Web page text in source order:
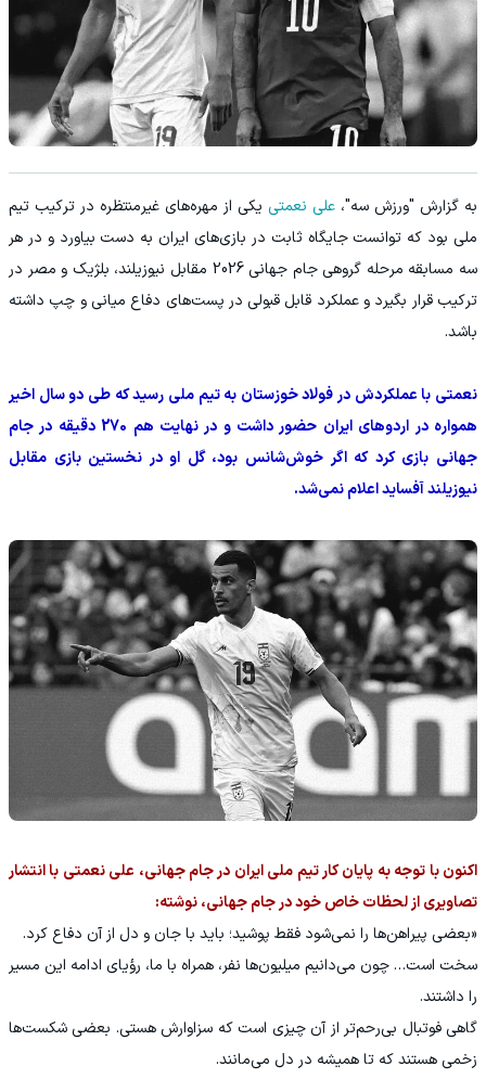
به گزارش "ورزش سه"، علی نعمتی یکی از مهره‌های غیرمنتظره در ترکیب تیم
ملی بود که توانست جایگاه ثابت در بازی‌های ایران به دست بیاورد و در هر
سه مسابقه مرحله گروهی جام جهانی 2026 مقابل نیوزیلند، بلژیک و مصر در
ترکیب قرار بگیرد و عملکرد قابل قبولی در پست‌های دفاع میانی و چپ داشته
باشد.
نعمتی با عملکردش در فولاد خوزستان به تیم ملی رسید که طی دو سال اخیر
همواره در اردوهای ایران حضور داشت و در نهایت هم 270 دقیقه در جام
جهانی بازی کرد که اگر خوش‌شانس بود، گل او در نخستین بازی مقابل
نیوزیلند آفساید اعلام نمی‌شد.
اکنون با توجه به پایان کار تیم ملی ایران در جام جهانی، علی نعمتی با انتشار
تصاویری از لحظات خاص خود در جام جهانی، نوشته:
«بعضی پیراهن‌ها را نمی‌شود فقط پوشید؛ باید با جان و دل از آن‌ دفاع کرد.
سخت است… چون می‌دانیم میلیون‌ها نفر، همراه با ما، رؤیای ادامه این مسیر
را داشتند.
گاهی فوتبال بی‌رحم‌تر از آن چیزی است که سزاوارش هستی. بعضی شکست‌ها
زخمی هستند که تا همیشه در دل می‌مانند.